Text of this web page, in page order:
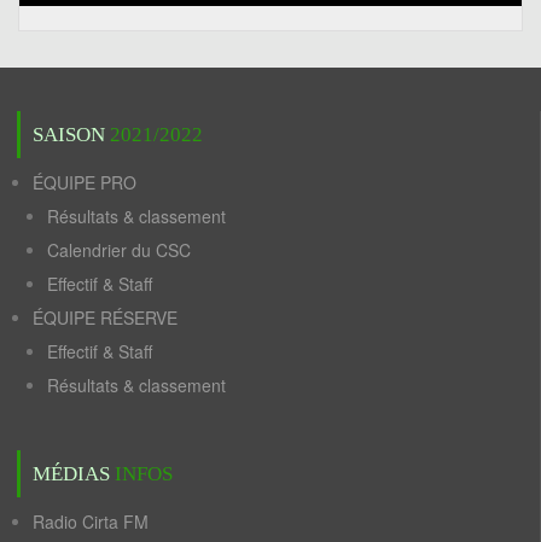
SAISON 2021/2022
ÉQUIPE PRO
Résultats & classement
Calendrier du CSC
Effectif & Staff
ÉQUIPE RÉSERVE
Effectif & Staff
Résultats & classement
MÉDIAS INFOS
Radio Cirta FM